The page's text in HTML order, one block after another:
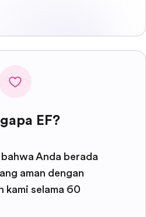
EF?
bahwa Anda berada
aman dengan
kami selama 60